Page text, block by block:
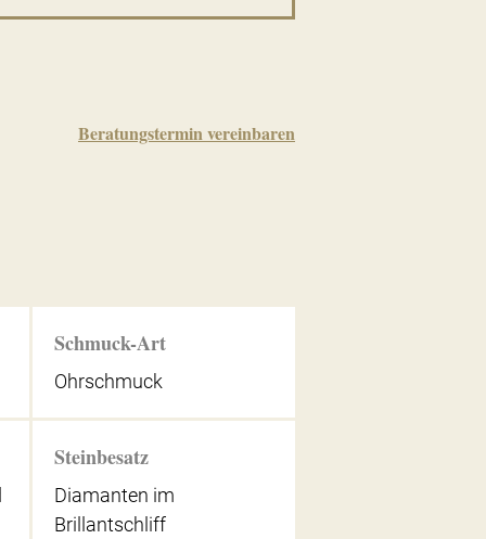
Beratungstermin vereinbaren
Schmuck-Art
Ohrschmuck
Steinbesatz
Diamanten im
Brillantschliff